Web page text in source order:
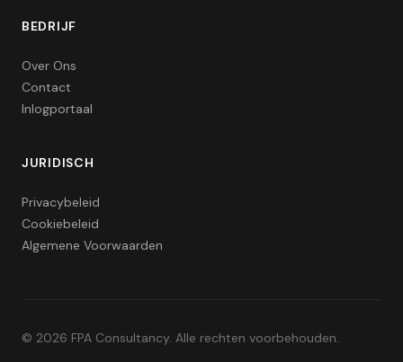
BEDRIJF
Over Ons
Contact
Inlogportaal
JURIDISCH
Privacybeleid
Cookiebeleid
Algemene Voorwaarden
© 2026 FPA Consultancy. Alle rechten voorbehouden.